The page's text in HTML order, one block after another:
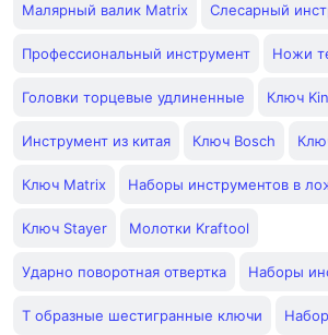
Малярный валик Matrix Слесарный
Профессиональный инструмент Ножи
Головки торцевые удлиненные Ключ
Инструмент из китая Ключ Bosch
Ключ Matrix Наборы инструментов в
Ключ Stayer Молотки Kraftool
Ударно поворотная отвертка Наборы
Т образные шестигранные ключи